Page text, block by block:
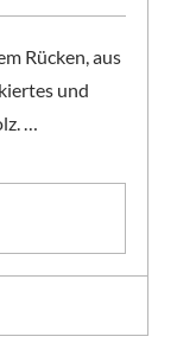
Rücken, aus
und
…